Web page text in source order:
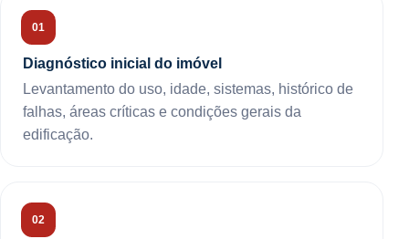
Diagnóstico inicial do imóvel
Levantamento do uso, idade, sistemas, histórico de
falhas, áreas críticas e condições gerais da
edificação.